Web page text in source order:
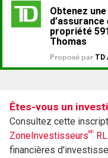
Êtes-vous un
Consultez cette
ZoneInvestisseursMC
financières